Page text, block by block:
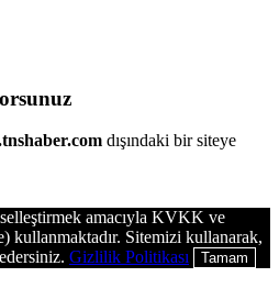
dışındaki bir siteye
amacıyla KVKK ve
kullanmaktadır. Sitemizi kullanarak,
Gizlilik Politikası Tamam